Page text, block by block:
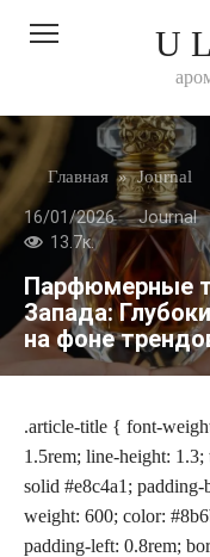
U
Главная » Journal
16/01/2026 Journal
13.7к.
Парфюмерные
Запада:
на фоне
.article-title { font-
1.5rem; line-height:
solid #e8c4a1;
weight: 600; color:
padding-left: 0.8rem;